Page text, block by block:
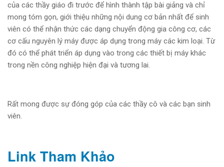
của các thầy giáo đi trước để hình thành tập bài giảng và chỉ
mong tóm gọn, giới thiệu những nội dung cơ bản nhất để sinh
viên có thể nhận thức các dạng chuyển động gia công cơ, các
cơ cấu nguyên lý máy được áp dụng trong máy các kim loại. Từ
đó có thể phát triển áp dụng vào trong các thiết bị máy khác
trong nền công nghiệp hiện đại và tương lai.
Rất mong được sự đóng góp của các thầy cô và các bạn sinh
viên.
Link Tham Khảo